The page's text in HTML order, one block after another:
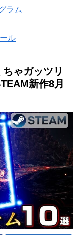
ラム
ル
ちゃガッツリ
新作8月